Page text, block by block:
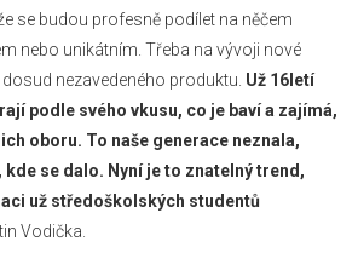
se budou profesně podílet na něčem
nebo unikátním. Třeba na vývoji nové
nezavedeného produktu. Už 16letí
podle svého vkusu, co je baví a zajímá,
oboru. To naše generace neznala,
se dalo. Nyní je to znatelný trend,
už středoškolských studentů
Vodička.